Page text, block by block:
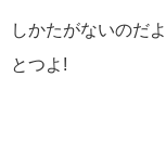
しかたがないのだ
とつよ!